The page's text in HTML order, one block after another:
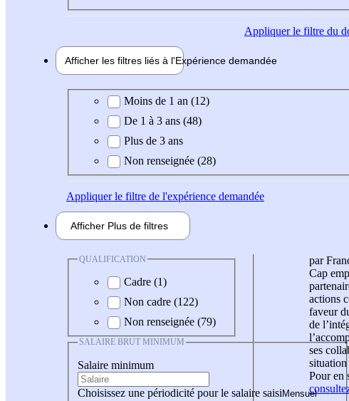
Appliquerle filtre du
Afficher les filtres liés à l'Expérience demandée
Expérience demandée
Moins de 1 an (12)
De 1 à 3 ans (48)
Plus de 3 ans
Non renseignée (28)
Appliquerle filtre de l'expérience demandée
Afficher Plus de filtres
QUALIFICATION
Cadre (1)
Non cadre (122)
Non renseignée (79)
SALAIRE BRUT MINIMUM
Salaire minimum
Choisissez une périodicité pour le salaire saisi
par
Cap
actions
faveur
de
ses
situation
Pour en